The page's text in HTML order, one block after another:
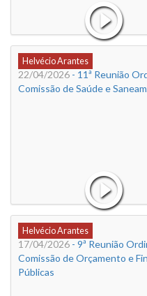
Helvécio Arantes
22/04/2026 - 11ª Reunião
Comissão de Saúde e
Helvécio Arantes
17/04/2026 - 9ª Reunião
Comissão de Orçamento e
Públicas